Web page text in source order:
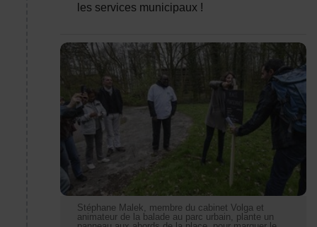
les services municipaux !
Stéphane Malek, membre du cabinet Volga et
Stéphane Malek, membre du cabinet Volga et
animateur de la balade au parc urbain, plante un